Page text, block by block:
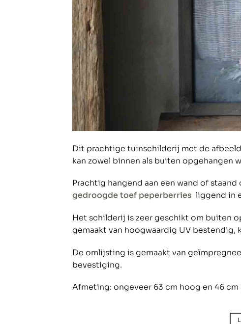
Dit prachtige tuinschilderij met de
kan zowel binnen als buiten opgehangen
Prachtig hangend aan een wand of
gedroogde toef peperberries liggend in
Het schilderij is zeer geschikt om buiten
gemaakt van hoogwaardig UV bestendig,
De omlijsting is gemaakt van
bevestiging.
Afmeting: ongeveer 63 cm hoog en 46 cm